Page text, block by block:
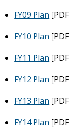
FY09 Plan
FY10 Plan
FY11 Plan
FY12 Plan
FY13 Plan
FY14 Plan